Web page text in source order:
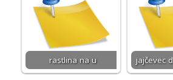
rastlina na u jajčevec